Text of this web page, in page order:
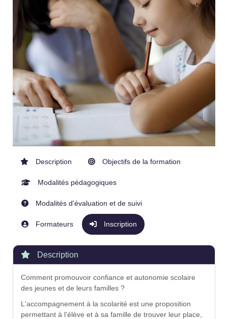
Description Objectifs de la formation
Modalités pédagogiques
Modalités d'évaluation et de suivi
Formateurs Inscription
Description
Comment promouvoir confiance et autonomie scolaire
des jeunes et de leurs familles ?
L'accompagnement à la scolarité est une proposition
permettant à l'élève et à sa famille de trouver leur place,